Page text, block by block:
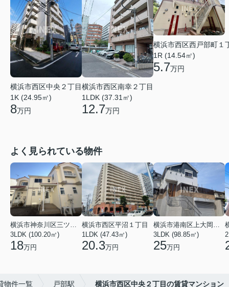
横浜市西区中央２丁目
1K (24.95㎡)
8万円
横浜市西区南幸２丁目
1LDK (37.31㎡)
12.7万円
横浜市西区西戸部町１
1R (14.54㎡)
5.7万円
よく見られている物件
横浜市神奈川区三ツ沢上町
3LDK (100.20㎡)
18万円
横浜市西区平沼１丁目
1LDK (47.43㎡)
20.3万円
横浜市港南区上大岡東２丁目
3LDK (98.85㎡)
25万円
物件一覧 戸部駅 横浜市西区中央２丁目の賃貸マンション